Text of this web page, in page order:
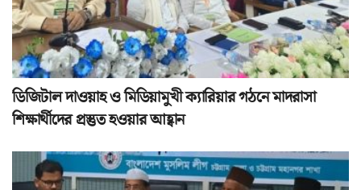
ডিজিটাল দাওয়াহ ও মিডিয়ামুখী ক্যারিয়ার গঠনে মাদরাসা
শিক্ষার্থীদের প্রস্তুত হওয়ার আহ্বান